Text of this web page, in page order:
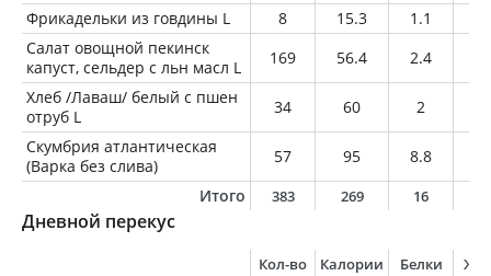
Фрикадельки из говдины L
8 15.3 1.1
Салат овощной пекинск
капуст, сельдер с льн масл L
169 56.4 2.4
Хлеб /Лаваш/ белый с пшен
отруб L
34 60 2
Скумбрия атлантическая
(Варка без слива)
57 95 8.8
Итого
383 269 16
Дневной перекус
Кол-во Калории Белки